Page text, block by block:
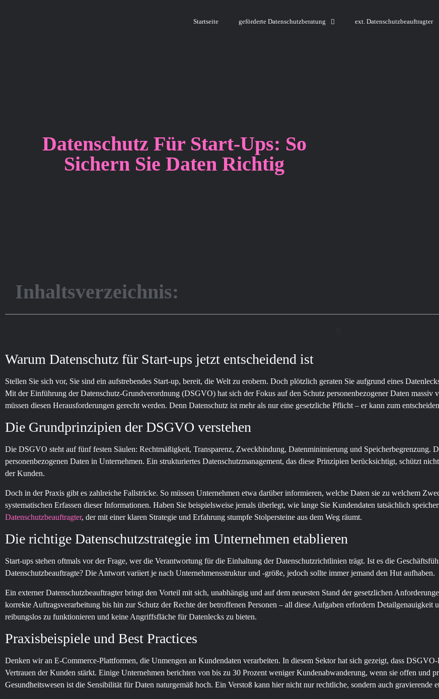
Startseite geförderte Datenschutzberatung ext. Datenschutzbeauftragter
Datenschutz Für Start-Ups: So
Sichern Sie Daten Richtig
Inhaltsverzeichnis:
Warum Datenschutz für Start-ups jetzt entscheidend ist
Stellen Sie sich vor, Sie sind ein aufstrebendes Start-up, bereit, die Welt zu erobern. Doch plötzlich geraten Sie aufgrund eines
Mit der Einführung der Datenschutz-Grundverordnung (DSGVO) hat sich der Fokus auf den Schutz personenbezogener Daten massiv
müssen diesen Herausforderungen gerecht werden. Denn Datenschutz ist mehr als nur eine gesetzliche Pflicht – er kann zum
Die Grundprinzipien der DSGVO verstehen
Die DSGVO steht auf fünf festen Säulen: Rechtmäßigkeit, Transparenz, Zweckbindung, Datenminimierung und Speicherbegrenzung.
personenbezogenen Daten in Unternehmen. Ein strukturiertes Datenschutzmanagement, das diese Prinzipien berücksichtigt, schützt
der Kunden.
Doch in der Praxis gibt es zahlreiche Fallstricke. So müssen Unternehmen etwa darüber informieren, welche Daten sie zu welchem
systematischen Erfassen dieser Informationen. Haben Sie beispielsweise jemals überlegt, wie lange Sie Kundendaten tatsächlich
Datenschutzbeauftragter, der mit einer klaren Strategie und Erfahrung stumpfe Stolpersteine aus dem Weg räumt.
Die richtige Datenschutzstrategie im Unternehmen etablieren
Start-ups stehen oftmals vor der Frage, wer die Verantwortung für die Einhaltung der Datenschutzrichtlinien trägt. Ist es die
Datenschutzbeauftragte? Die Antwort variiert je nach Unternehmensstruktur und -größe, jedoch sollte immer jemand den Hut aufhaben.
Ein externer Datenschutzbeauftragter bringt den Vorteil mit sich, unabhängig und auf dem neuesten Stand der gesetzlichen
korrekte Auftragsverarbeitung bis hin zur Schutz der Rechte der betroffenen Personen – all diese Aufgaben erfordern Detailgenauigkeit
reibungslos zu funktionieren und keine Angriffsfläche für Datenlecks zu bieten.
Praxisbeispiele und Best Practices
Denken wir an E-Commerce-Plattformen, die Unmengen an Kundendaten verarbeiten. In diesem Sektor hat sich gezeigt, dass
Vertrauen der Kunden stärkt. Einige Unternehmen berichten von bis zu 30 Prozent weniger Kundenabwanderung, wenn sie offen und
Gesundheitswesen ist die Sensibilität für Daten naturgemäß hoch. Ein Verstoß kann hier nicht nur rechtliche, sondern auch gravierende